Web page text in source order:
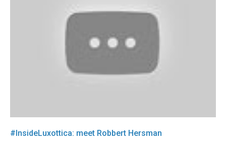
#InsideLuxottica: meet Robbert Hersman